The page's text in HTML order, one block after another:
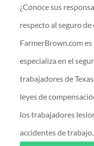
¿Conoce sus
respecto al seguro
FarmerBrown.com
especializa en el
trabajadores de
leyes de
los trabajadores
accidentes de trabajo.